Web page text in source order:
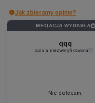
Jak zbieramy opinie?
MEDIACJA WYGASŁA ?
qqq
opinia niezweryfikowana
Nie polecam.